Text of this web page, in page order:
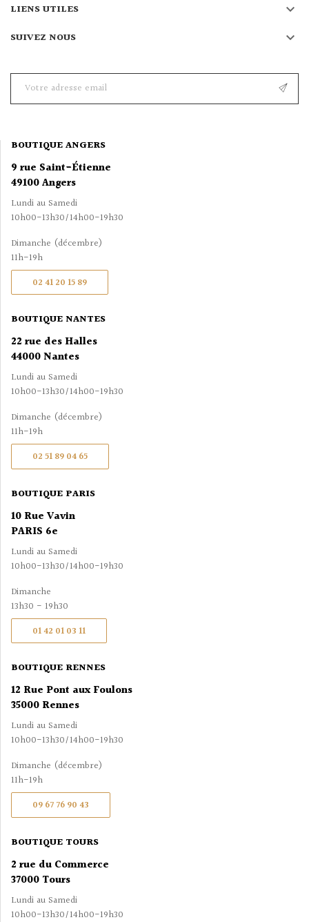
LIENS UTILES 
SUIVEZ NOUS 
BOUTIQUE ANGERS
9 rue Saint-Étienne
49100 Angers
Lundi au Samedi
10h00-13h30/14h00-19h30
Dimanche (décembre)
11h-19h
02 41 20 15 89
BOUTIQUE NANTES
22 rue des Halles
44000 Nantes
Lundi au Samedi
10h00-13h30/14h00-19h30
Dimanche (décembre)
11h-19h
02 51 89 04 65
BOUTIQUE PARIS
10 Rue Vavin
PARIS 6e
Lundi au Samedi
10h00-13h30/14h00-19h30
Dimanche
13h30 - 19h30
01 42 01 03 11
BOUTIQUE RENNES
12 Rue Pont aux Foulons
35000 Rennes
Lundi au Samedi
10h00-13h30/14h00-19h30
Dimanche (décembre)
11h-19h
09 67 76 90 43
BOUTIQUE TOURS
2 rue du Commerce
37000 Tours
Lundi au Samedi
10h00-13h30/14h00-19h30